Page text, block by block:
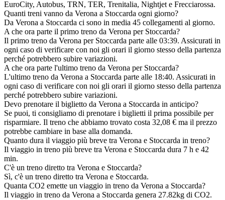
EuroCity, Autobus, TRN, TER, Trenitalia, Nightjet e Frecciarossa.
Quanti treni vanno da Verona a Stoccarda ogni giorno?
Da Verona a Stoccarda ci sono in media 45 collegamenti al giorno.
A che ora parte il primo treno da Verona per Stoccarda?
Il primo treno da Verona per Stoccarda parte alle 03:39. Assicurati in
ogni caso di verificare con noi gli orari il giorno stesso della partenza
perché potrebbero subire variazioni.
A che ora parte l'ultimo treno da Verona per Stoccarda?
L'ultimo treno da Verona a Stoccarda parte alle 18:40. Assicurati in
ogni caso di verificare con noi gli orari il giorno stesso della partenza
perché potrebbero subire variazioni.
Devo prenotare il biglietto da Verona a Stoccarda in anticipo?
Se puoi, ti consigliamo di prenotare i biglietti il prima possibile per
risparmiare. Il treno che abbiamo trovato costa 32,08 € ma il prezzo
potrebbe cambiare in base alla domanda.
Quanto dura il viaggio più breve tra Verona e Stoccarda in treno?
Il viaggio in treno più breve tra Verona e Stoccarda dura 7 h e 42
min.
C'è un treno diretto tra Verona e Stoccarda?
Sì, c'è un treno diretto tra Verona e Stoccarda.
Quanta CO2 emette un viaggio in treno da Verona a Stoccarda?
Il viaggio in treno da Verona a Stoccarda genera 27.82kg di CO2.